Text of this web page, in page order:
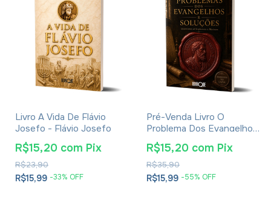
Livro A Vida De Flávio
Josefo - Flávio Josefo
R$15,99 -33% OFF
R$23,90
R$15,20 com Pix
Pré-Venda Livro O
Problema Dos Evangelhos
E Soluções- Eusébio De
Cesareia
R$15,99 -55% OFF
R$35,90
R$15,20 com Pix